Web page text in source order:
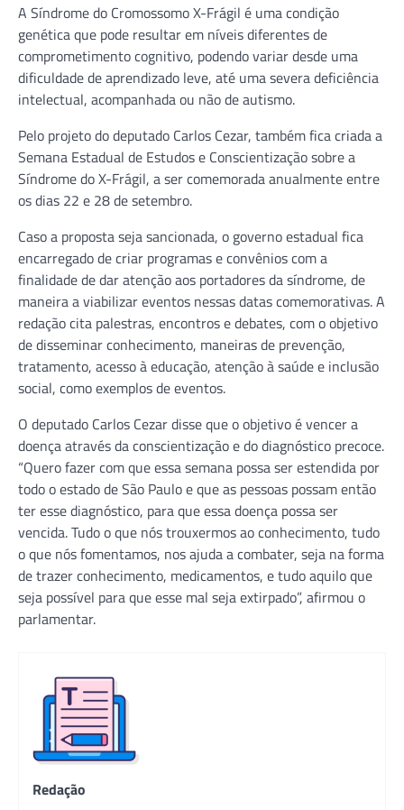
A Síndrome do Cromossomo X-Frágil é uma condição
genética que pode resultar em níveis diferentes de
comprometimento cognitivo, podendo variar desde uma
dificuldade de aprendizado leve, até uma severa deficiência
intelectual, acompanhada ou não de autismo.
Pelo projeto do deputado Carlos Cezar, também fica criada a
Semana Estadual de Estudos e Conscientização sobre a
Síndrome do X-Frágil, a ser comemorada anualmente entre
os dias 22 e 28 de setembro.
Caso a proposta seja sancionada, o governo estadual fica
encarregado de criar programas e convênios com a
finalidade de dar atenção aos portadores da síndrome, de
maneira a viabilizar eventos nessas datas comemorativas. A
redação cita palestras, encontros e debates, com o objetivo
de disseminar conhecimento, maneiras de prevenção,
tratamento, acesso à educação, atenção à saúde e inclusão
social, como exemplos de eventos.
O deputado Carlos Cezar disse que o objetivo é vencer a
doença através da conscientização e do diagnóstico precoce.
“Quero fazer com que essa semana possa ser estendida por
todo o estado de São Paulo e que as pessoas possam então
ter esse diagnóstico, para que essa doença possa ser
vencida. Tudo o que nós trouxermos ao conhecimento, tudo
o que nós fomentamos, nos ajuda a combater, seja na forma
de trazer conhecimento, medicamentos, e tudo aquilo que
seja possível para que esse mal seja extirpado”, afirmou o
parlamentar.
Redação